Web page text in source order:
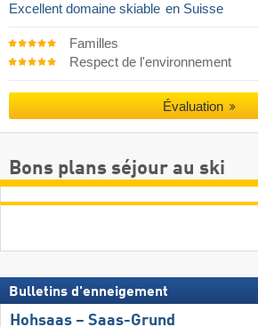
Excellent domaine skiable en Suisse
Familles
Respect de l'environnement
Évaluation
Bons plans séjour au ski
Bulletins d'enneigement
Hohsaas – Saas-Grund